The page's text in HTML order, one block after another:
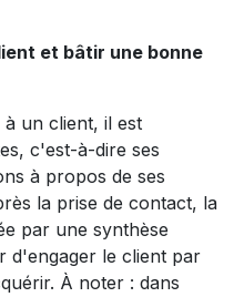
et bâtir une bonne
un client, il est
c'est-à-dire ses
à propos de ses
la prise de contact, la
par une synthèse
d'engager le client par
À noter : dans